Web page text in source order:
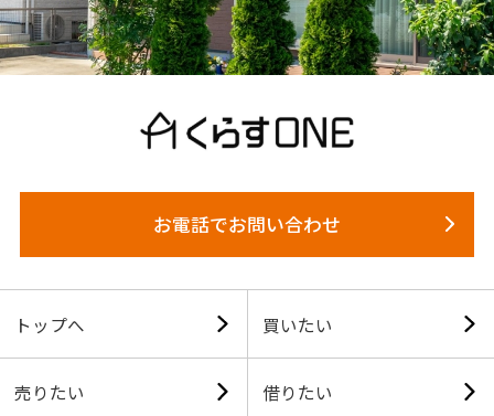
お電話でお問い合わせ
トップへ 買いたい
売りたい 借りたい